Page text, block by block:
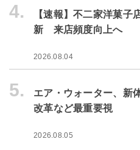
4.
【速報】不二家洋菓子
新 来店頻度向上へ
2026.08.04
5.
エア・ウォーター、新
改革など最重要視
2026.08.05